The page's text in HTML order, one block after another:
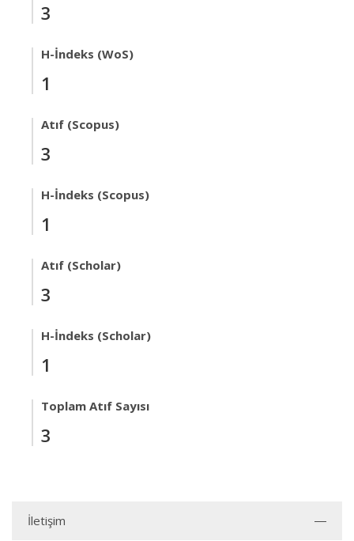
3
H-İndeks (WoS)
1
Atıf (Scopus)
3
H-İndeks (Scopus)
1
Atıf (Scholar)
3
H-İndeks (Scholar)
1
Toplam Atıf Sayısı
3
İletişim